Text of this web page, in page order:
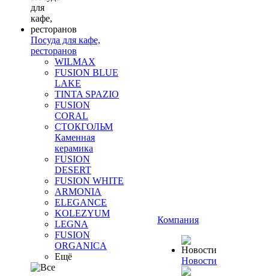
Посуда для кафе,
ресторанов
WILMAX
FUSION BLUE
LAKE
TINTA SPAZIO
FUSION
CORAL
СТОКГОЛЬМ
Каменная
керамика
FUSION
DESERT
FUSION WHITE
ARMONIA
ELEGANCE
KOLEZYUM
LEGNA
FUSION
ORGANICA
Ещё
Компания
Новости